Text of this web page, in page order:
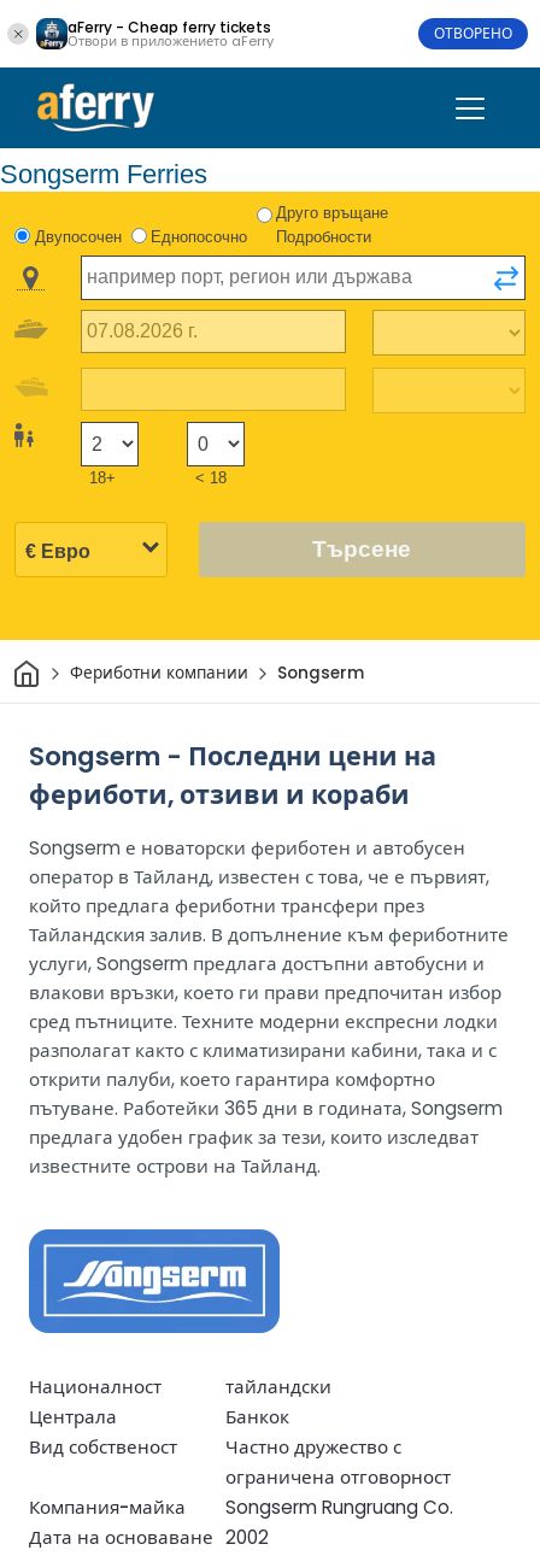
aFerry - Cheap ferry tickets
Отвори в приложението aFerry ОТВОРЕНО
Songserm Ferries
Двупосочен Еднопосочно
Друго връщане
Подробности
18+ < 18
Търсене
Начало
Фериботни компании Songserm
Songserm - Последни цени на
фериботи, отзиви и кораби
Songserm е новаторски фериботен и автобусен
оператор в Тайланд, известен с това, че е първият,
който предлага фериботни трансфери през
Тайландския залив. В допълнение към фериботните
услуги, Songserm предлага достъпни автобусни и
влакови връзки, което ги прави предпочитан избор
сред пътниците. Техните модерни експресни лодки
разполагат както с климатизирани кабини, така и с
открити палуби, което гарантира комфортно
пътуване. Работейки 365 дни в годината, Songserm
предлага удобен график за тези, които изследват
известните острови на Тайланд.
Националност
тайландски
Централа
Банкок
Вид собственост
Частно дружество с
ограничена отговорност
Компания-майка
Songserm Rungruang Co.
Дата на основаване 2002